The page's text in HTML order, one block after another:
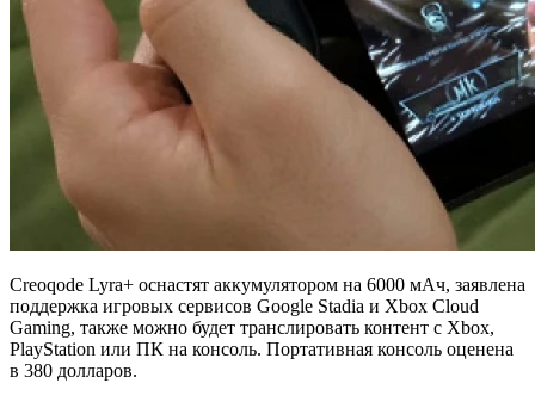
Creoqode Lyra+ оснастят аккумулятором на 6000 мАч, заявлена
поддержка игровых сервисов Google Stadia и Xbox Cloud
Gaming, также можно будет транслировать контент с Xbox,
PlayStation или ПК на консоль. Портативная консоль оценена
в 380 долларов.